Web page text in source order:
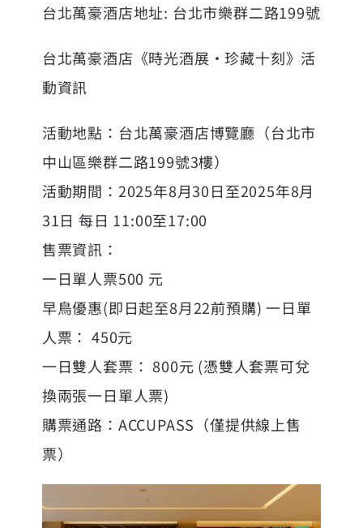
台北萬豪酒店地址: 台北市樂群二路199號
台北萬豪酒店《時光酒展‧珍藏十刻》活
動資訊
活動地點：台北萬豪酒店博覽廳（台北市
中山區樂群二路199號3樓）
活動期間：2025年8月30日至2025年8月
31日 每日 11:00至17:00
售票資訊：
一日單人票500 元
早鳥優惠(即日起至8月22前預購) 一日單
人票： 450元
一日雙人套票： 800元 (憑雙人套票可兌
換兩張一日單人票)
購票通路： ACCUPASS （僅提供線上售
票）